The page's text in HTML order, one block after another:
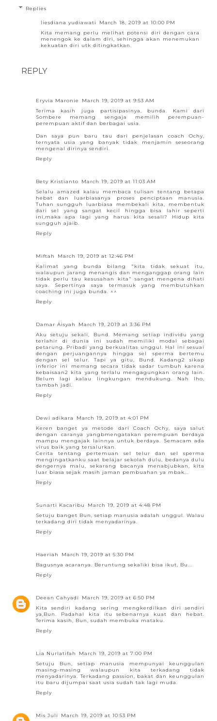
Replies
liesdiana yudiawati
March 18, 2019 at 10:00 PM
Kita memang perlu melihat potensi diri dengan cara
menengok ke dalam diri, sehingga akan menemukan
kekuatan diri utk ditingkatkan.
REPLY
Eryvia Maronie
March 19, 2019 at 9:53 AM
Terima kasih juga partisipasinya, bunda. Kami dari
Sombere memang sengaja memilih perempuan-
perempuan aktif dan berbagai usia.
Dan saya pun baru tau dari penjelasan coach Ochy,
ternyata usia yang banyak tidak menjamin seseorang
mengenal dirinya sendiri.
Reply
Bety Kristianto
March 19, 2019 at 11:03 AM
Selalu amazed kalau membaca tulisan tentang betapa
hebat dan luarbiasanya proses penciptaan manusia.
Tuhan sungguh luarbiasa membekali kita, membentuk
dari sel yang sangat kecil hingga bisa lahir seperti
ini,maka apa lagi yang harus kita sesali? Hidup kita
sungguh ajaib.
Reply
Miftah
March 19, 2019 at 12:46 PM
Kalimat yang bunda bilang "kita tidak sekuat itu,
walaupun jarang menangis dan menganggap orang lain
tidak perlu tau kesusahan kita" sangat mengena dihati
saya. Sepertinya saya termasuk yang membutuhkan
coaching ini juga bunda. ^^
Reply
Damar Aisyah
March 19, 2019 at 3:36 PM
Aku setuju sekali, Bund. Memang setiap individu yang
terlahir di dunia ini sudah memiliki modal sebagai
petarung. Pribadi yang berkualitas unggul. Hal ini sesuai
dengan perjuangannya hingga sel sperma bertemu
dengan sel telur. Tapi ya gitu, Bund. Kadang2 sikap
inferior ini memang secara tidak sadar tumbuh karena
kebaisaan2 kita yang terlalu mengagungkan orang lain.
Belum lagi kalau lingkungan mendukung. Nah lho,
tambah jadi.
Reply
Dewi adikara
March 19, 2019 at 4:01 PM
Keren banget ya metode dari Coach Ochy, saya salut
dengan caranya yangbmengatakan perempuan berdaya
mampu mengajak lainnya untuk berdaya. Semacam ada
virus baik yang tersalurkan.
Cerita tentang pertemuan sel telur dan sel sperma
mengingatkanku saat belajar sekolah dulu, bedanya dulu
dengernya malu, sekarang bacanya menabjubkan, kita
luar biasa sejak masih jaman pembuahan ya mbak...
Reply
Sunarti Kacaribu
March 19, 2019 at 4:48 PM
Setuju banget Bun, setiap manusia adalah unggul. Walau
terkadang diri tidak menyadarinya.
Reply
Haeriah
March 19, 2019 at 5:30 PM
Bagusnya acaranya. Beruntung sekaliki bisa ikut, Bu...
Reply
Deean Cahyadi
March 19, 2019 at 6:50 PM
Kita sendiri kadang sering mengkerdilkan diri sendiri
ya,Bun. Padahal kita itu sebenarnya kuat dan hebat.
Terima kasih, Bun, sudah membuka mataku.
Reply
Lia Nurlatifah
March 19, 2019 at 7:00 PM
Setuju Bun, setiap manusia mempunyai keunggulan
masing-masing walaupun kita terkadang tidak
menyadarinya. Terkadang passion, bakat dan keunggulan
itu baru dijumpai saat usia sudah tak lagi muda.
Reply
Mis Juli
March 19, 2019 at 10:53 PM